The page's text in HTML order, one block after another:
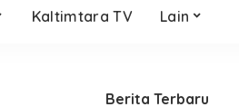
Kaltimtara TV Lain
Berita Terbaru